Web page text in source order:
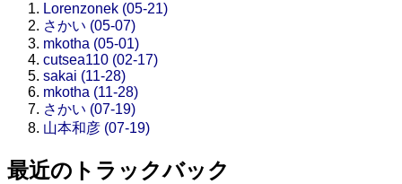
Lorenzonek (05-21)
さかい (05-07)
mkotha (05-01)
cutsea110 (02-17)
sakai (11-28)
mkotha (11-28)
さかい (07-19)
山本和彦 (07-19)
最近のトラックバック